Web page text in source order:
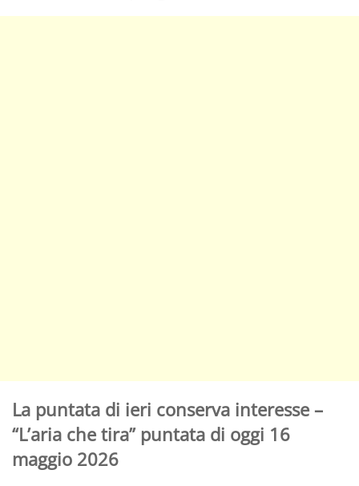
La puntata di ieri conserva interesse –
“L’aria che tira” puntata di oggi 16
maggio 2026